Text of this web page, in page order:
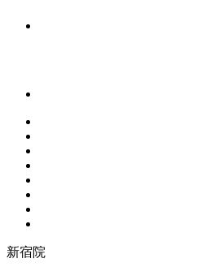
新宿院